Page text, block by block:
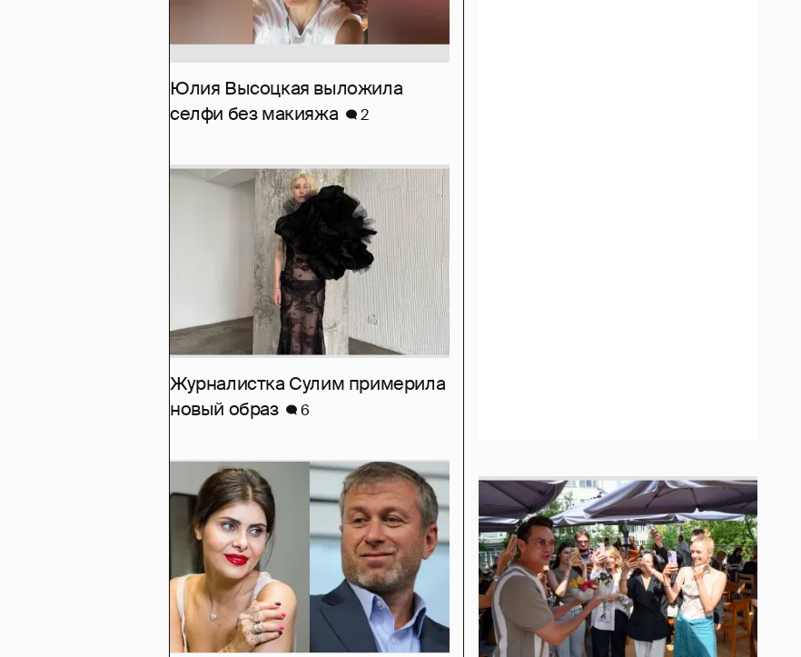
Юлия Высоцкая выложила
селфи без макияжа
2
Журналистка Сулим примерила
новый образ
6